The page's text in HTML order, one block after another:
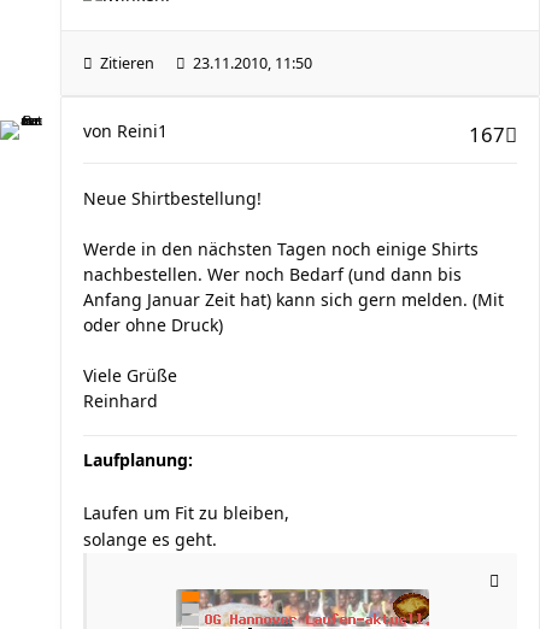
Zitieren 23.11.2010, 11:50
167
von Reini1
Neue Shirtbestellung!
Werde in den nächsten Tagen noch einige Shirts
nachbestellen. Wer noch Bedarf (und dann bis
Anfang Januar Zeit hat) kann sich gern melden. (Mit
oder ohne Druck)
Viele Grüße
Reinhard
Laufplanung:
Laufen um Fit zu bleiben,
solange es geht.